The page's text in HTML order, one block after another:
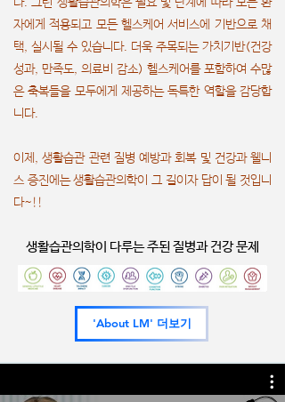
자에게 적용되고 모든 헬스케어 서비스에 기반으로 채
택, 실시될 수 있습니다. 더욱 주목되는 가치기반(건강
성과, 만족도, 의료비 감소) 헬스케어를 포함하여 수많
은 축복들을 모두에게 제공하는 독특한 역할을 감당합
니다.
이제, 생활습관 관련 질병 예방과 회복 및 건강과 웰니
스 증진에는 생활습관의학이 그 길이자 답이 될 것입니
다~!!
생활습관의학이 다루는 주된 질병과 건강 문제
'About LM' 더보기